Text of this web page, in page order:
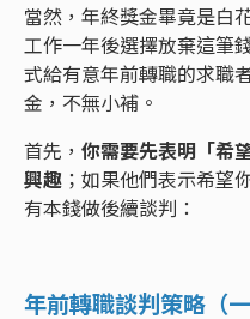
當然，年終獎金畢竟是白
工作一年後選擇放棄這筆
式給有意年前轉職的求職
金，不無小補。
首先， 你需要先表明「希
興趣 ；如果他們表示希望
有本錢做後續談判：
年前轉職談判策略（